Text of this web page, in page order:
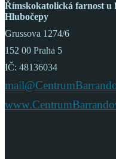
Římskokatolická farnost u
Hlubočepy
Grussova 1274/6
152 00 Praha 5
IČ: 48136034